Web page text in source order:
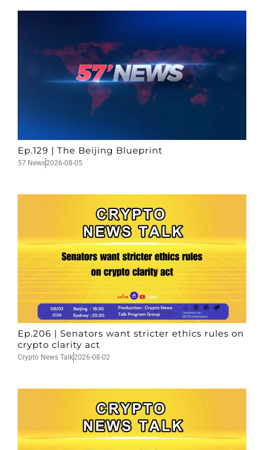
Ep.129 | The Beijing Blueprint
57 News2026-08-05
Ep.206 | Senators want stricter ethics rules on
crypto clarity act
Crypto News Talk2026-08-02